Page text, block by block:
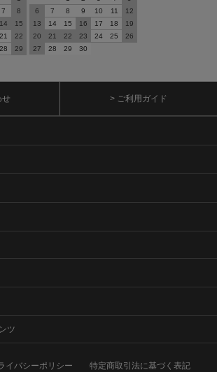
7
8
14
15
21
22
28
29
6
7 8 9 10 11
12
13
14 15 16 17 18
19
20
21 22 23 24 25
26
27
28 29 30
せ > ご利用ガイド
ツ
イバシーポリシー 特定商取引法に基づく表記